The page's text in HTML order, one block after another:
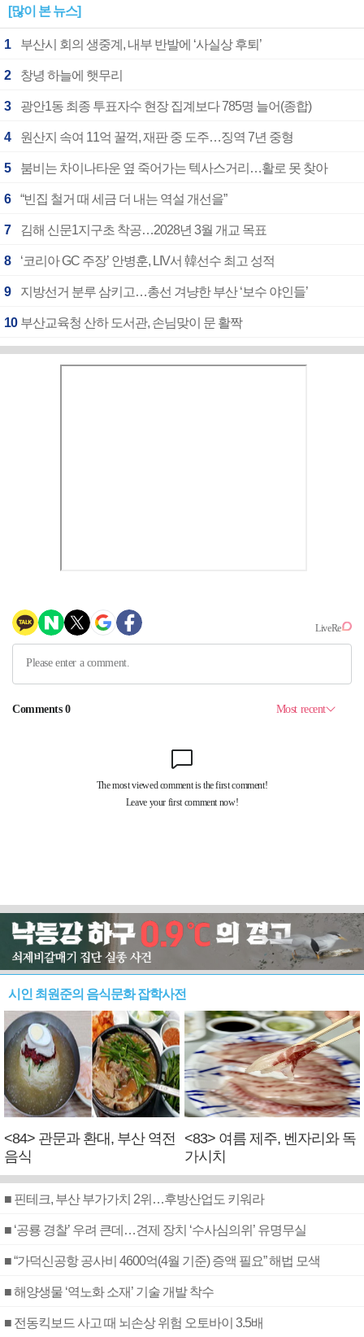
[많이 본 뉴스]
1 부산시 회의 생중계, 내부 반발에 ‘사실상 후퇴’
2 창녕 하늘에 햇무리
3 광안1동 최종 투표자수 현장 집계보다 785명 늘어(종합)
4 원산지 속여 11억 꿀꺽, 재판 중 도주…징역 7년 중형
5 붐비는 차이나타운 옆 죽어가는 텍사스거리…활로 못 찾아
6 “빈집 철거 때 세금 더 내는 역설 개선을”
7 김해 신문1지구초 착공…2028년 3월 개교 목표
8 ‘코리아 GC 주장’ 안병훈, LIV서 韓선수 최고 성적
9 지방선거 분루 삼키고…총선 겨냥한 부산 ‘보수 야인들’
10 부산교육청 산하 도서관, 손님맞이 문 활짝
시인 최원준의 음식문화 잡학사전
<84> 관문과 환대, 부산 역전
음식
<83> 여름 제주, 벤자리와 독
가시치
■ 핀테크, 부산 부가가치 2위…후방산업도 키워라
■ ‘공룡 경찰’ 우려 큰데…견제 장치 ‘수사심의위’ 유명무실
■ “가덕신공항 공사비 4600억(4월 기준) 증액 필요” 해법 모색
■ 해양생물 ‘역노화 소재’ 기술 개발 착수
■ 전동킥보드 사고 때 뇌손상 위험 오토바이 3.5배